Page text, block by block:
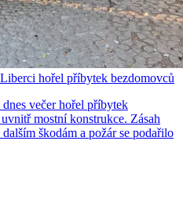
hořel příbytek bezdomovců
večer hořel příbytek
mostní konstrukce. Zásah
škodám a požár se podařilo